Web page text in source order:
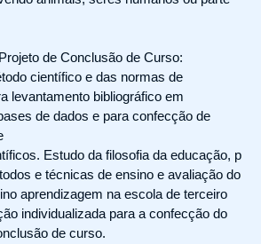
de Conclusão de Curso:
científico e das normas de
levantamento bibliográfico em
de dados e para confecção de
Estudo da filosofia da educação, p
e técnicas de ensino e avaliação do
aprendizagem na escola de terceiro
individualizada para a confecção do
de curso.